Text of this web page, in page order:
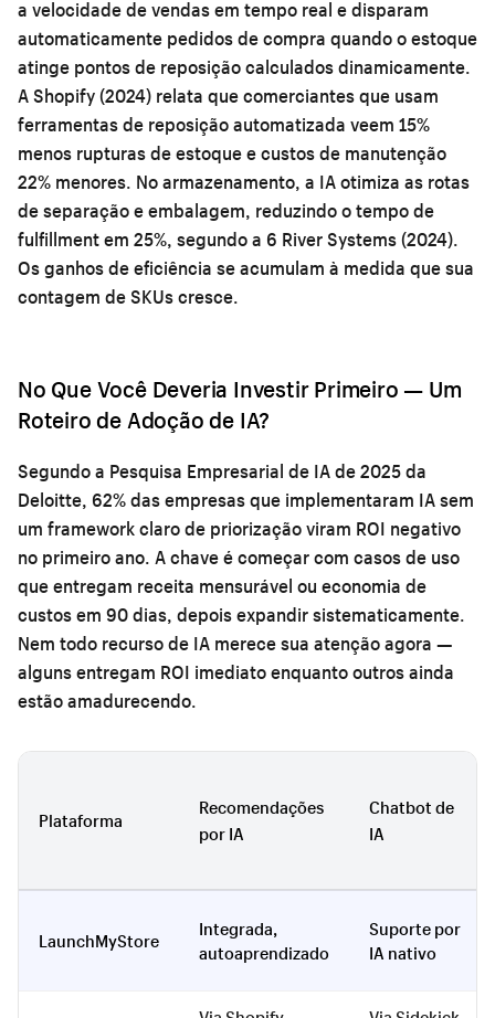
a velocidade de vendas em tempo real e disparam
automaticamente pedidos de compra quando o estoque
atinge pontos de reposição calculados dinamicamente.
A Shopify (2024) relata que comerciantes que usam
ferramentas de reposição automatizada veem 15%
menos rupturas de estoque e custos de manutenção
22% menores. No armazenamento, a IA otimiza as rotas
de separação e embalagem, reduzindo o tempo de
fulfillment em 25%, segundo a 6 River Systems (2024).
Os ganhos de eficiência se acumulam à medida que sua
contagem de SKUs cresce.
No Que Você Deveria Investir Primeiro — Um
Roteiro de Adoção de IA?
Segundo a Pesquisa Empresarial de IA de 2025 da
Deloitte, 62% das empresas que implementaram IA sem
um framework claro de priorização viram ROI negativo
no primeiro ano. A chave é começar com casos de uso
que entregam receita mensurável ou economia de
custos em 90 dias, depois expandir sistematicamente.
Nem todo recurso de IA merece sua atenção agora —
alguns entregam ROI imediato enquanto outros ainda
estão amadurecendo.
Plataforma
Recomendações
por IA
Chatbot de
IA
LaunchMyStore
Integrada,
autoaprendizado
Suporte por
IA nativo